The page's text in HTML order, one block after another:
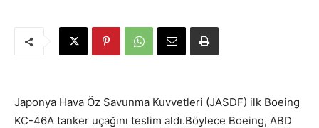
Japonya Hava Öz Savunma Kuvvetleri (JASDF) ilk Boeing
KC-46A tanker uçağını teslim aldı.Böylece Boeing, ABD